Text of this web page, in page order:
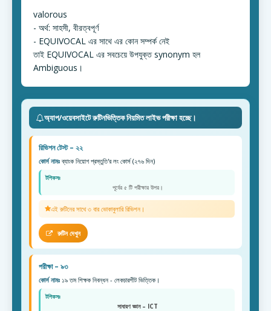
valorous
- অর্থ: সাহসী, বীরত্বপূর্ণ
- EQUIVOCAL এর সাথে এর কোন সম্পর্ক নেই
তাই EQUIVOCAL এর সবচেয়ে উপযুক্ত synonym হল
Ambiguous।
অ্যাপ/ওয়েবসাইটে রুটিনভিত্তিক নিয়মিত লাইভ পরীক্ষা হচ্ছে।
রিভিশন টেস্ট – ২২
কোর্স নামঃব্যাংক নিয়োগ প্রস্তুতি'র লং কোর্স (২৭৬ দিন)
টপিকসঃ
পূর্বের ৫ টি পরীক্ষার উপর।
এই রুটিনের সাথে ৩ বার ভোকাবুলারি রিভিশন।
রুটিন দেখুন
পরীক্ষা – ৯৩
কোর্স নামঃ ১৯ তম শিক্ষক নিবন্ধন - লেকচারশীট ভিত্তিক।
টপিকসঃ
সাধারণ জ্ঞান – ICT